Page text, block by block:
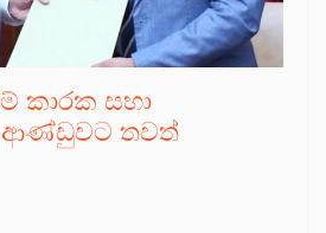
කාරක සභා
තවත්